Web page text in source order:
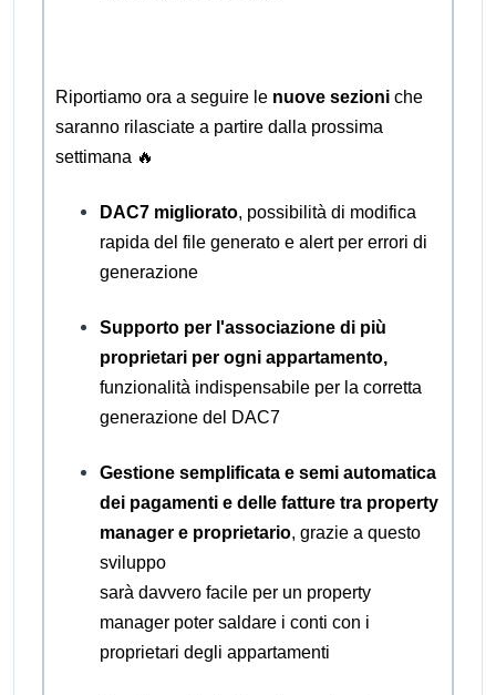
Riportiamo ora a seguire le nuove sezioni che
saranno rilasciate a partire dalla prossima
settimana 🔥
DAC7 migliorato, possibilità di modifica
rapida del file generato e alert per errori di
generazione
Supporto per l'associazione di più
proprietari per ogni appartamento,
funzionalità indispensabile per la corretta
generazione del DAC7
Gestione semplificata e semi automatica
dei pagamenti e delle fatture tra property
manager e proprietario, grazie a questo
sviluppo
sarà davvero facile per un property
manager poter saldare i conti con i
proprietari degli appartamenti